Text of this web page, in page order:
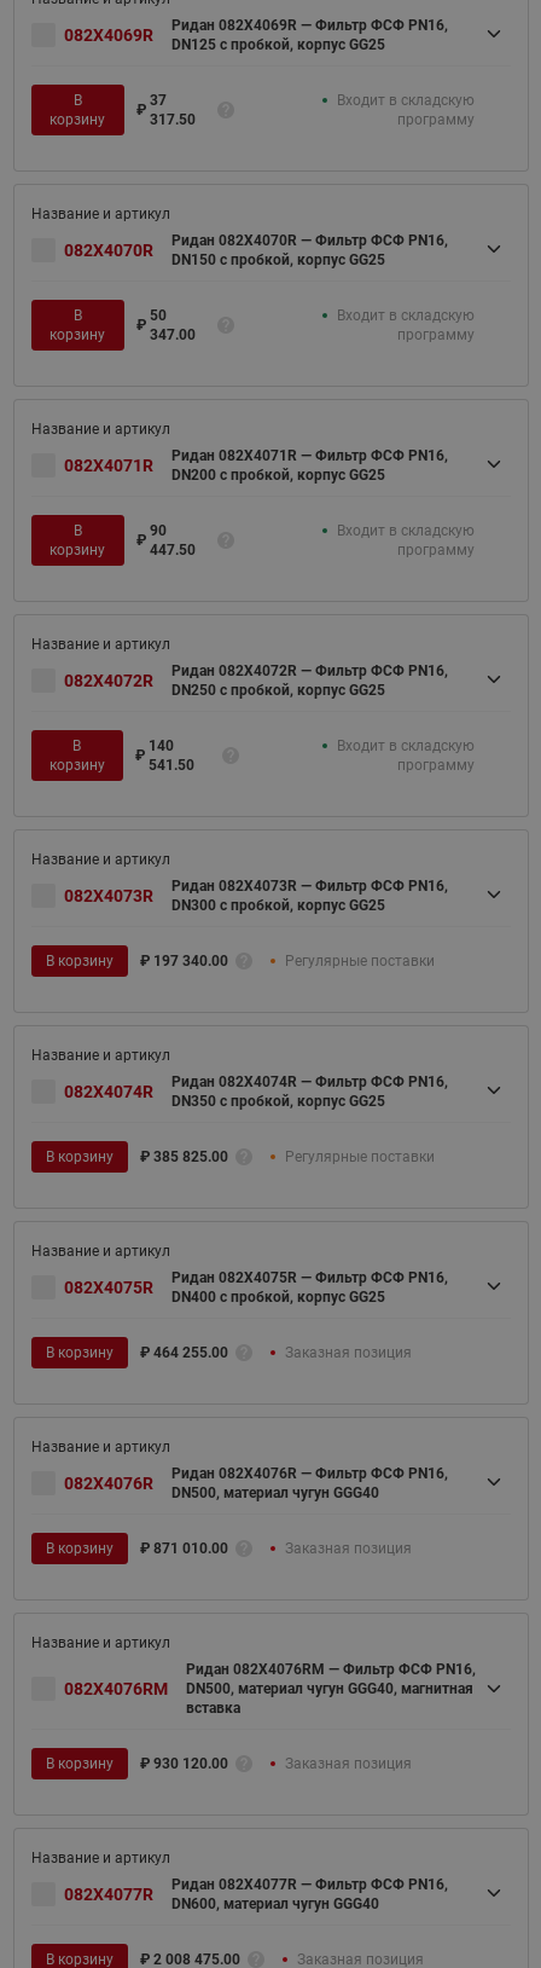
082X4069R
Ридан 082X4069R — Фильтр ФСФ PN16,
DN125 с пробкой, корпус GG25
В
корзину
₽
37
317.50
Входит в складскую
программу
082X4070R
Ридан 082X4070R — Фильтр ФСФ PN16,
DN150 с пробкой, корпус GG25
В
корзину
₽
50
347.00
Входит в складскую
программу
082X4071R
Ридан 082X4071R — Фильтр ФСФ PN16,
DN200 с пробкой, корпус GG25
В
корзину
₽
90
447.50
Входит в складскую
программу
082X4072R
Ридан 082X4072R — Фильтр ФСФ PN16,
DN250 с пробкой, корпус GG25
В
корзину
₽
140
541.50
Входит в складскую
программу
082X4073R
Ридан 082X4073R — Фильтр ФСФ PN16,
DN300 с пробкой, корпус GG25
В корзину ₽ 197 340.00 Регулярные поставки
082X4074R
Ридан 082X4074R — Фильтр ФСФ PN16,
DN350 с пробкой, корпус GG25
В корзину ₽ 385 825.00 Регулярные поставки
082X4075R
Ридан 082X4075R — Фильтр ФСФ PN16,
DN400 с пробкой, корпус GG25
В корзину ₽ 464 255.00 Заказная позиция
082X4076R
Ридан 082X4076R — Фильтр ФСФ PN16,
DN500, материал чугун GGG40
В корзину ₽ 871 010.00 Заказная позиция
082X4076RM
Ридан 082X4076RM — Фильтр ФСФ PN16,
DN500, материал чугун GGG40, магнитная
вставка
В корзину ₽ 930 120.00 Заказная позиция
082X4077R
Ридан 082X4077R — Фильтр ФСФ PN16,
DN600, материал чугун GGG40
В корзину ₽ 2 008 475.00 Заказная позиция